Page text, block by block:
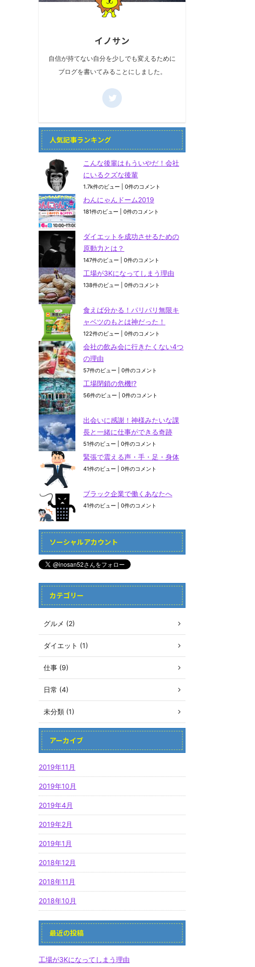
イノサン
自信が持てない自分を少しでも変えるために
ブログを書いてみることにしました。
人気記事ランキング
こんな後輩はもういやだ！会社
にいるクズな後輩
1.7k件のビュー 0件のコメント
わんにゃんドーム2019
181件のビュー 0件のコメント
ダイエットを成功させるための
原動力とは？
147件のビュー 0件のコメント
工場が3Kになってしまう理由
138件のビュー 0件のコメント
食えば分かる！パリパリ無限キ
ャベツのもとは神だった！
122件のビュー 0件のコメント
会社の飲み会に行きたくない4つ
の理由
57件のビュー 0件のコメント
工場閉鎖の危機⁉
56件のビュー 0件のコメント
出会いに感謝！神様みたいな課
長と一緒に仕事ができる奇跡
51件のビュー 0件のコメント
緊張で震える声・手・足・身体
41件のビュー 0件のコメント
ブラック企業で働くあなたへ
41件のビュー 0件のコメント
ソーシャルアカウント
カテゴリー
グルメ (2)
ダイエット (1)
仕事 (9)
日常 (4)
未分類 (1)
アーカイブ
2019年11月
2019年10月
2019年4月
2019年2月
2019年1月
2018年12月
2018年11月
2018年10月
最近の投稿
工場が3Kになってしまう理由